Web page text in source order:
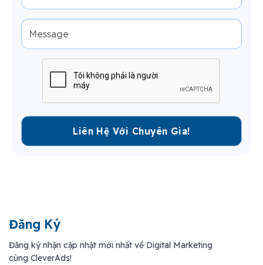
Đăng Ký
Đăng ký nhận cập nhật mới nhất về Digital Marketing
cùng CleverAds!